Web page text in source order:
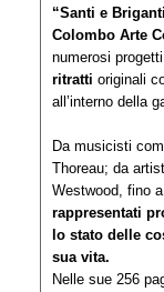
“Santi e
Colombo Arte
numerosi
ritratti originali
all’interno della
Da musicisti
Thoreau; da
Westwood, fino
rappresentati
lo stato delle
sua vita.
Nelle sue 256